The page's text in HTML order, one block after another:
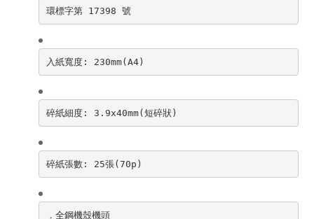
環標字第 17398 號
入紙寬度: 230mm(A4)
碎紙細度: 3.9x40mm(短碎狀)
碎紙張數: 25張(70p)
．全鋼機殼機頭